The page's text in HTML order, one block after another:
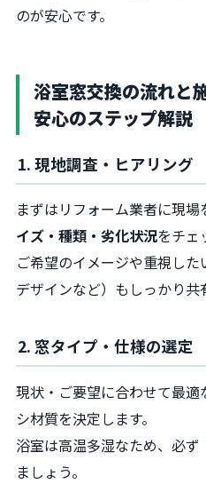
のが安心です。
浴室窓交換の流れと
安心のステップ解説
1. 現地調査・ヒアリング
まずはリフォーム業者に現場
イズ・種類・劣化状況をチェ
ご希望のイメージや重視した
デザインなど）もしっかり共
2. 窓タイプ・仕様の選定
現状・ご要望に合わせて最
シ材質を決定します。
浴室は高温多湿なため、必
ましょう。